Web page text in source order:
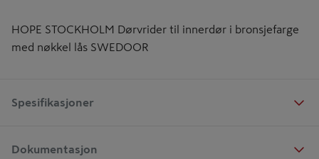
HOPE STOCKHOLM Dørvrider til innerdør i bronsjefarge
med nøkkel lås SWEDOOR
Spesifikasjoner
Dokumentasjon